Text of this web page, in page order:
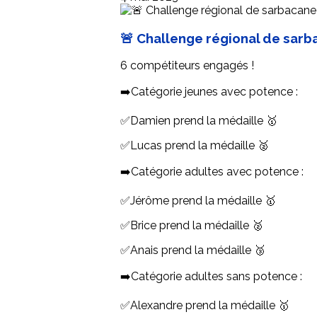
🚨 Challenge régional de
6 compétiteurs engagés !
➡️Catégorie jeunes avec potence :
✅Damien prend la médaille 🥇
✅Lucas prend la médaille 🥈
➡️Catégorie adultes avec potence :
✅Jérôme prend la médaille 🥇
✅Brice prend la médaille 🥈
✅Anais prend la médaille 🥉
➡️Catégorie adultes sans potence :
✅Alexandre prend la médaille 🥇